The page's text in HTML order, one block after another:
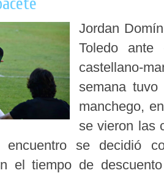
Jordan
Toledo
castellano-
semana
manchego,
se vieron las
encuentro se decidió
el tiempo de